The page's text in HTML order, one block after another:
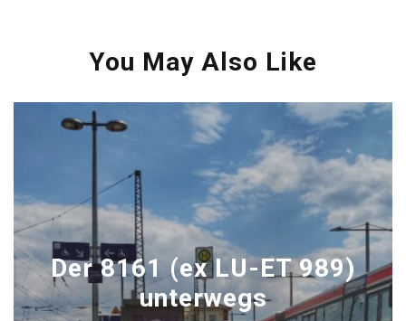
You May Also Like
Der 8161 (ex LU-ET 989)
unterwegs